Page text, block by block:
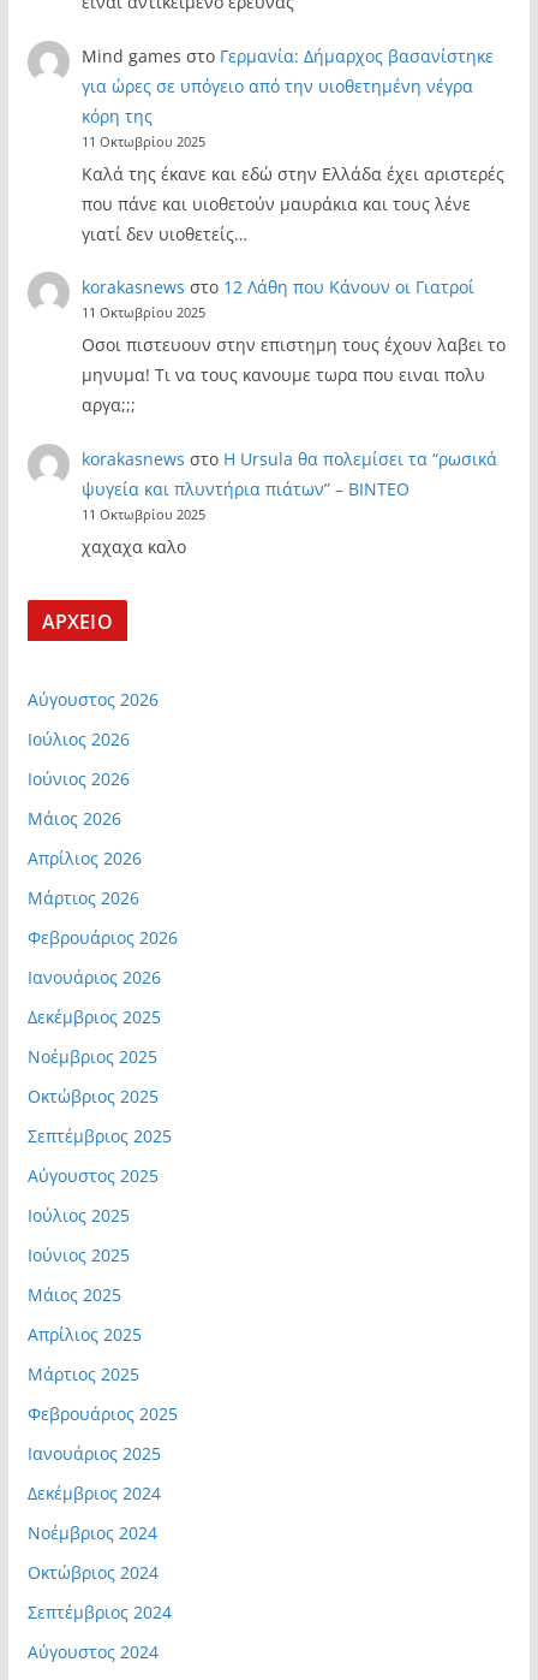
Mind games στο Γερμανία: Δήμαρχος βασανίστηκε
για ώρες σε υπόγειο από την υιοθετημένη νέγρα
κόρη της
11 Οκτωβρίου 2025
Καλά της έκανε και εδώ στην Ελλάδα έχει αριστερές
που πάνε και υιοθετούν μαυράκια και τους λένε
γιατί δεν υιοθετείς…
korakasnews στο 12 Λάθη που Κάνουν οι Γιατροί
11 Οκτωβρίου 2025
Οσοι πιστευουν στην επιστημη τους έχουν λαβει το
μηνυμα! Τι να τους κανουμε τωρα που ειναι πολυ
αργα;;;
korakasnews στο Η Ursula θα πολεμίσει τα “ρωσικά
ψυγεία και πλυντήρια πιάτων” – ΒΙΝΤΕΟ
11 Οκτωβρίου 2025
χαχαχα καλο
ΑΡΧΕΙΟ
Αύγουστος 2026
Ιούλιος 2026
Ιούνιος 2026
Μάιος 2026
Απρίλιος 2026
Μάρτιος 2026
Φεβρουάριος 2026
Ιανουάριος 2026
Δεκέμβριος 2025
Νοέμβριος 2025
Οκτώβριος 2025
Σεπτέμβριος 2025
Αύγουστος 2025
Ιούλιος 2025
Ιούνιος 2025
Μάιος 2025
Απρίλιος 2025
Μάρτιος 2025
Φεβρουάριος 2025
Ιανουάριος 2025
Δεκέμβριος 2024
Νοέμβριος 2024
Οκτώβριος 2024
Σεπτέμβριος 2024
Αύγουστος 2024